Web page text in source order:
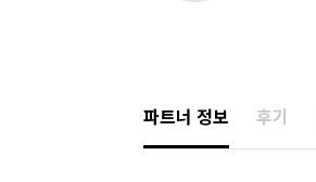
파트너 정보 후기